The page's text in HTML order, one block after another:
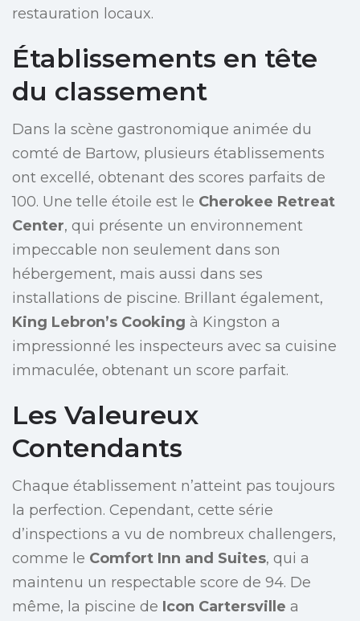
restauration locaux.
Établissements en tête
du classement
Dans la scène gastronomique animée du
comté de Bartow, plusieurs établissements
ont excellé, obtenant des scores parfaits de
100. Une telle étoile est le Cherokee Retreat
Center, qui présente un environnement
impeccable non seulement dans son
hébergement, mais aussi dans ses
installations de piscine. Brillant également,
King Lebron’s Cooking à Kingston a
impressionné les inspecteurs avec sa cuisine
immaculée, obtenant un score parfait.
Les Valeureux
Contendants
Chaque établissement n’atteint pas toujours
la perfection. Cependant, cette série
d’inspections a vu de nombreux challengers,
comme le Comfort Inn and Suites, qui a
maintenu un respectable score de 94. De
même, la piscine de Icon Cartersville a